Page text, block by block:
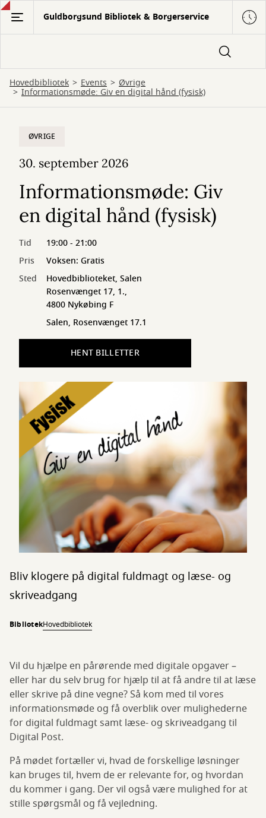
Gå
hovedindhold
Guldborgsund Bibliotek & Borgerservice
Hovedbibliotek Events Øvrige
Informationsmøde: Giv en digital hånd (fysisk)
ØVRIGE
30. september 2026
Informationsmøde: Giv
en digital hånd (fysisk)
Tid
19:00 - 21:00
Pris
Voksen: Gratis
Sted
Hovedbiblioteket, Salen
Rosenvænget 17, 1.,
4800 Nykøbing F
Salen, Rosenvænget 17.1
HENT BILLETTER
Bliv klogere på digital fuldmagt og læse- og
skriveadgang
BibliotekHovedbibliotek
Vil du hjælpe en pårørende med digitale opgaver –
eller har du selv brug for hjælp til at få andre til at læse
eller skrive på dine vegne? Så kom med til vores
informationsmøde og få overblik over mulighederne
for digital fuldmagt samt læse- og skriveadgang til
Digital Post.
På mødet fortæller vi, hvad de forskellige løsninger
kan bruges til, hvem de er relevante for, og hvordan
du kommer i gang. Der vil også være mulighed for at
stille spørgsmål og få vejledning.